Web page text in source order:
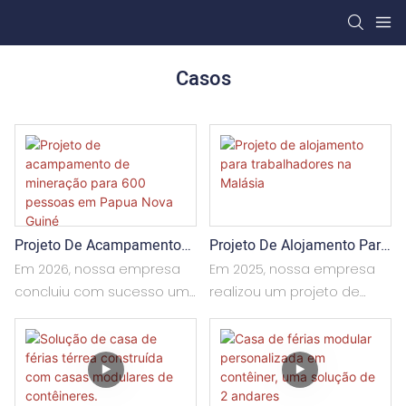
Casos
Projeto De Acampamento
De Mineração Para 600
Pessoas Em Papua Nova
Em 2026, nossa empresa
concluiu com sucesso um
projeto de acampamento
para 600 pessoas em uma
mina na Papua Nova Guiné.
Com tecnologia
Projeto De Alojamento Para
Trabalhadores Na Malásia
Em 2025, nossa empresa
realizou um projeto de
construção pré-fabricada
para um canteiro de obras
na Malásia, abrangendo
uma área total de